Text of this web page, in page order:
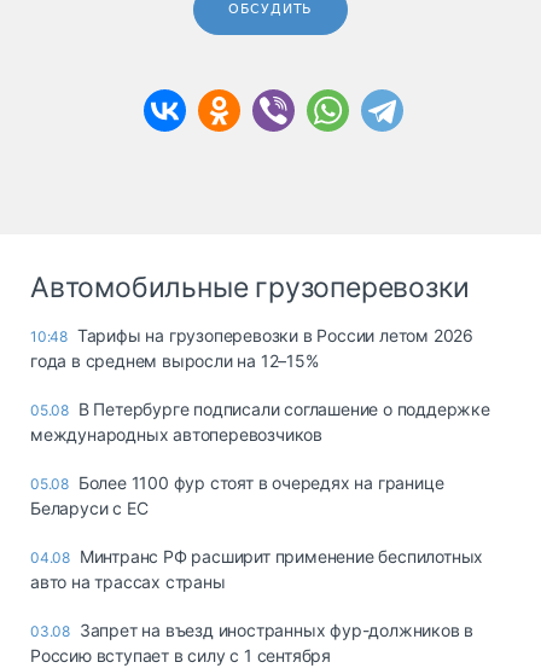
ОБСУДИТЬ
Автомобильные грузоперевозки
10:48 Тарифы на грузоперевозки в России летом 2026
года в среднем выросли на 12–15%
05.08 В Петербурге подписали соглашение о поддержке
международных автоперевозчиков
05.08 Более 1100 фур стоят в очередях на границе
Беларуси с ЕС
04.08 Минтранс РФ расширит применение беспилотных
авто на трассах страны
03.08 Запрет на въезд иностранных фур-должников в
Россию вступает в силу с 1 сентября